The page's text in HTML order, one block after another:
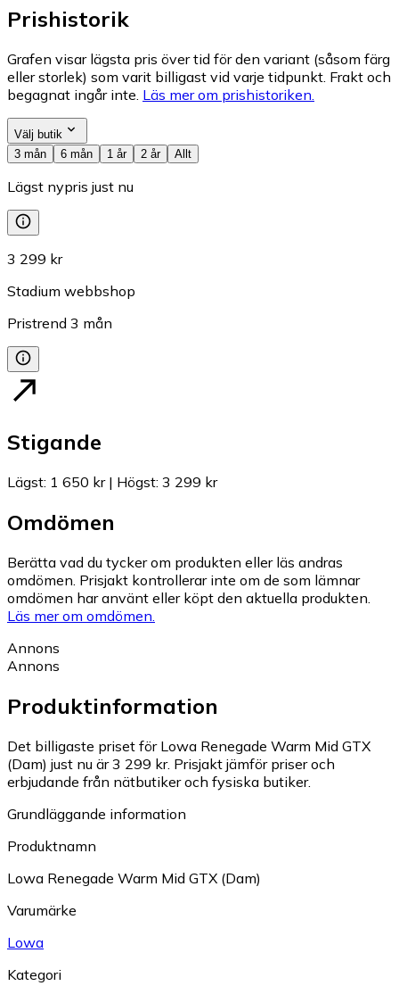
Prishistorik
Grafen visar lägsta pris över tid för den variant (såsom färg
eller storlek) som varit billigast vid varje tidpunkt. Frakt och
begagnat ingår inte. Läs mer om prishistoriken.
Välj butik
3 mån
6 mån 1 år 2 år Allt
Lägst nypris just nu
3 299 kr
Stadium webbshop
Pristrend 3 mån
Stigande
Lägst: 1 650 kr| Högst: 3 299 kr
Omdömen
Berätta vad du tycker om produkten eller läs andras
omdömen. Prisjakt kontrollerar inte om de som lämnar
omdömen har använt eller köpt den aktuella produkten.
Läs mer om omdömen.
Annons
Annons
Produktinformation
Det billigaste priset för Lowa Renegade Warm Mid GTX
(Dam) just nu är 3 299 kr. Prisjakt jämför priser och
erbjudande från nätbutiker och fysiska butiker.
Grundläggande information
Produktnamn
Lowa Renegade Warm Mid GTX (Dam)
Varumärke
Lowa
Kategori